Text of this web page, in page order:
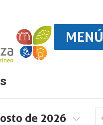
MENÚ
de 2026